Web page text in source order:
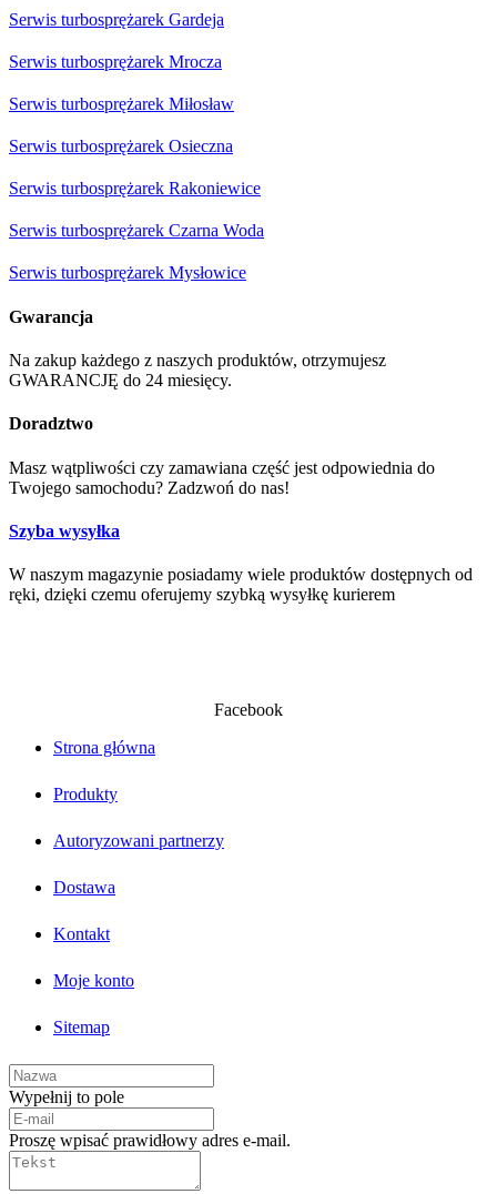
Serwis turbosprężarek Gardeja
Serwis turbosprężarek Mrocza
Serwis turbosprężarek Miłosław
Serwis turbosprężarek Osieczna
Serwis turbosprężarek Rakoniewice
Serwis turbosprężarek Czarna Woda
Serwis turbosprężarek Mysłowice
Gwarancja
Na zakup każdego z naszych produktów, otrzymujesz
GWARANCJĘ do 24 miesięcy.
Doradztwo
Masz wątpliwości czy zamawiana część jest odpowiednia do
Twojego samochodu? Zadzwoń do nas!
Szyba wysyłka
W naszym magazynie posiadamy wiele produktów dostępnych od
ręki, dzięki czemu oferujemy szybką wysyłkę kurierem
Facebook
Strona główna
Produkty
Autoryzowani partnerzy
Dostawa
Kontakt
Moje konto
Sitemap
Wypełnij to pole
Proszę wpisać prawidłowy adres e-mail.